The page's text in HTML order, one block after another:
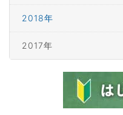
2018年
2017年